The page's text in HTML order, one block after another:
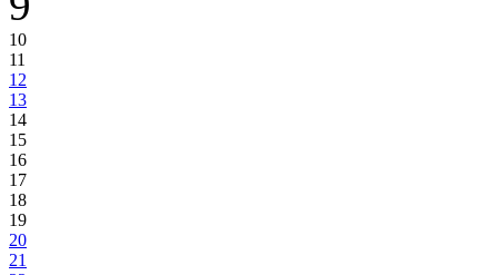
10
11
12
13
14
15
16
17
18
19
20
21